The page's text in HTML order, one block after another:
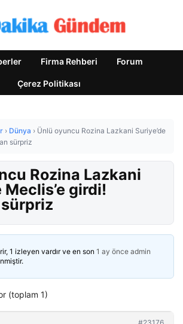
Firma Rehberi Forum
Çerez Politikası
› Dünya › Ünlü oyuncu Rozina Lazkani Suriye’de
sürpriz
Rozina Lazkani
Meclis’e girdi!
sürpriz
1 izleyen vardır ve en son 1 ay önce admin
(toplam 1)